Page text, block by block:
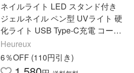
ネイルライト LED スタンド付き
ジェルネイル ペン型 UVライト 硬
化ライト USB Type-C充電 コード
レス 8秒硬化 レジン コンパクト ホ
ルダー 日本語説明書付き
Heureux
6％OFF (110円引き)